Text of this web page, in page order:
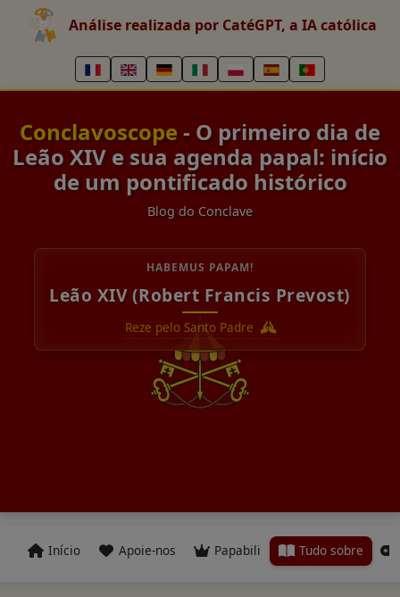
Análise realizada por CatéGPT, a IA católica
Conclavoscope - O primeiro dia de
Leão XIV e sua agenda papal: início
de um pontificado histórico
Blog do Conclave
HABEMUS PAPAM!
Leão XIV (Robert Francis Prevost)
Reze pelo Santo Padre
Início Apoie-nos Papabili Tudo sobre